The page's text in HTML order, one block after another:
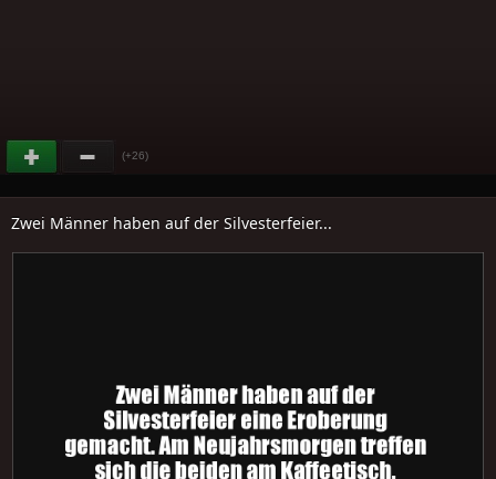
(+26)
Zwei Männer haben auf der Silvesterfeier...